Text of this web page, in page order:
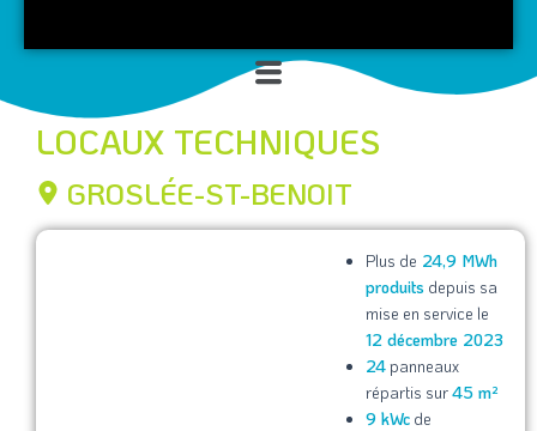
Menu
LOCAUX TECHNIQUES
GROSLÉE-ST-BENOIT
Plus de 24,9 MWh
produits depuis sa
mise en service le
12 décembre 2023
24panneaux
répartis sur45 m²
9 kWc de